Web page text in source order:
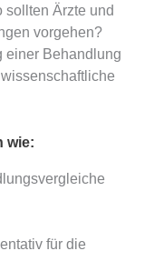
sollten Ärzte und
vorgehen?
einer Behandlung
wie:
für die